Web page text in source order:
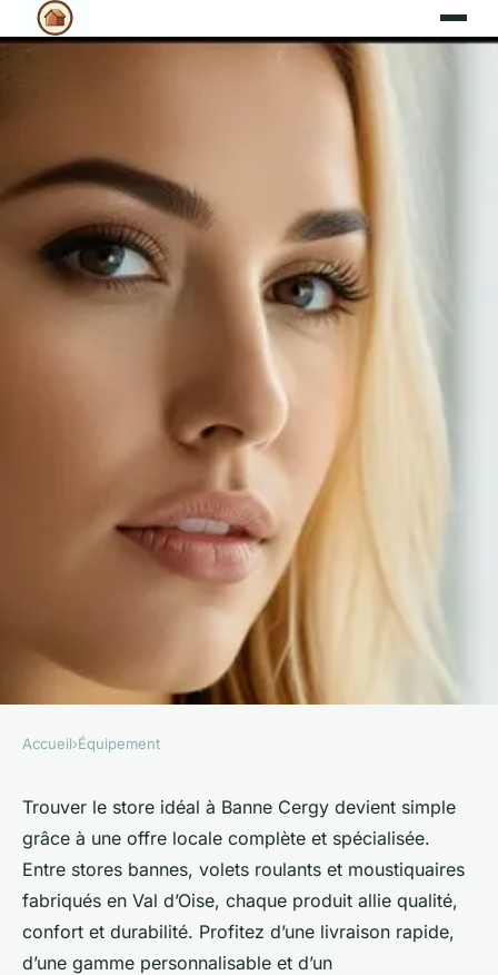
ÉQUIPEMENT
Trouvez le store parfait à
banne cergy pour votre
intérieur !
admin•30 mai 2025•4 min de lecture
Accueil›Équipement
Trouver le store idéal à Banne Cergy devient simple
grâce à une offre locale complète et spécialisée.
Entre stores bannes, volets roulants et moustiquaires
fabriqués en Val d’Oise, chaque produit allie qualité,
confort et durabilité. Profitez d’une livraison rapide,
d’une gamme personnalisable et d’un